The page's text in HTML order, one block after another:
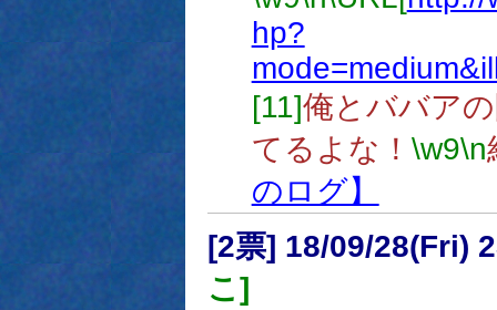
hp?
[11]俺とババア
てるよな！ \w9\n
のログ】
[2票] 18/09/28(Fri)
こ]